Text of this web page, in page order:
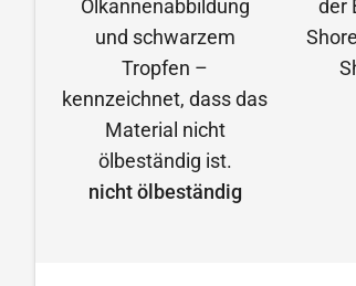
nicht ölbeständig